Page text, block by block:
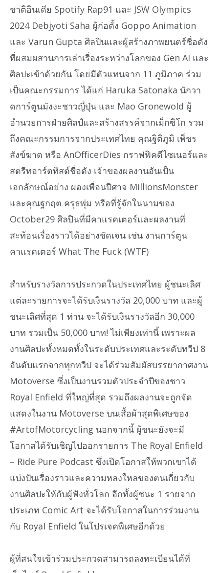
ชาติอินเดีย Spotify Rap91 และ JSW Olympics
2024 Debjyoti Saha ผู้ก่อตั้ง Goppo Animation
และ Varun Gupta ศิลปินและผู้สร้างภาพยนตร์ชื่อดัง
ที่ผสมผสานการเล่าเรื่องระหว่างโลกของ Gen AI และ
ศิลปะเข้าด้วยกัน โดยมีตัวแทนจาก 11 ภูมิภาค ร่วม
เป็นคณะกรรมการ ได้แก่ Haruka Satonaka นักวา
ดการ์ตูนมังงะชาวญี่ปุ่น และ Mao Gronewold ผู้
อำนวยการฝ่ายศิลป์และสร้างสรรค์จากเม็กซิโก รวม
ถึงคณะกรรมการจากประเทศไทย คุณฐิติภูมิ เพ็ชร
สังข์ฆาต หรือ AnOfficerDies กราฟฟิคดีไซเนอร์และ
สตรีทอาร์ตทิสต์ชื่อดัง เจ้าของผลงานอันเป็น
เอกลักษณ์อย่าง ผองเพื่อนปีศาจ MillionsMonster
และคุณฐกฤต ครุธพุ่ม หรือที่รู้จักในนามของ
October29 ศิลปินที่มีคาแรคเตอร์และผลงานที่
สะท้อนเรื่องราวได้อย่างชัดเจน เช่น งานการ์ตูน
คาแรคเตอร์ What The Fuck (WTF)
สำหรับรางวัลการประกวดในประเทศไทย ผู้ชนะเลิศ
แต่ละรายการจะได้รับเงินรางวัล 20,000 บาท และผู้
ชนะเลิศที่สุด 1 ท่าน จะได้รับเงินรางวัลอีก 30,000
บาท รวมเป็น 50,000 บาท! ไม่เพียงเท่านี้ เพราะผล
งานศิลปะทั้งหมดทั้งในระดับประเทศและระดับทวีป 8
อันดับแรกจากทุกทวีป จะได้ร่วมสัมผัสบรรยากาศงาน
Motoverse ซึ่งเป็นงานรวมตัวประจำปีของชาว
Royal Enfield ที่ใหญ่ที่สุด รวมถึงผลงานจะถูกจัด
แสดงในงาน Motoverse บนเสื้อผ้าสุดพิเศษของ
#ArtofMotorcycling นอกจากนี้ ผู้ชนะยังจะมี
โอกาสได้รับเชิญไปออกรายการ The Royal Enfield
– Ride Pure Podcast ซึ่งเปิดโอกาสให้พวกเขาได้
แบ่งปันเรื่องราวและความหลงใหลของตนเกี่ยวกับ
งานศิลปะให้กับผู้ฟังทั่วโลก อีกทั้งผู้ชนะ 1 รายจาก
ประเภท Comic Art จะได้รับโอกาสในการร่วมงาน
กับ Royal Enfield ในโปรเจคพิเศษอีกด้วย
ผู้ที่สนใจเข้าร่วมประกวดสามารถลงทะเบียนได้ที่